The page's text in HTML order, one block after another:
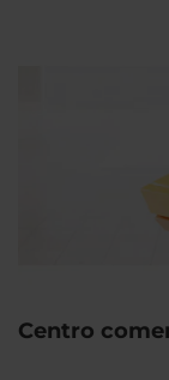
Centro